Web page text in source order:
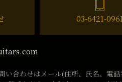
03-6421-0961
い合わせはメール(住所、氏名、電